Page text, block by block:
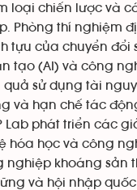
loại chiến lược và
Phòng thí nghiệm
tựu của chuyển đổi
tạo (AI) và công
sử dụng tài
và hạn chế tác
Lab phát triển các
hóa học và công
nghiệp khoáng sản
và hội nhập quốc